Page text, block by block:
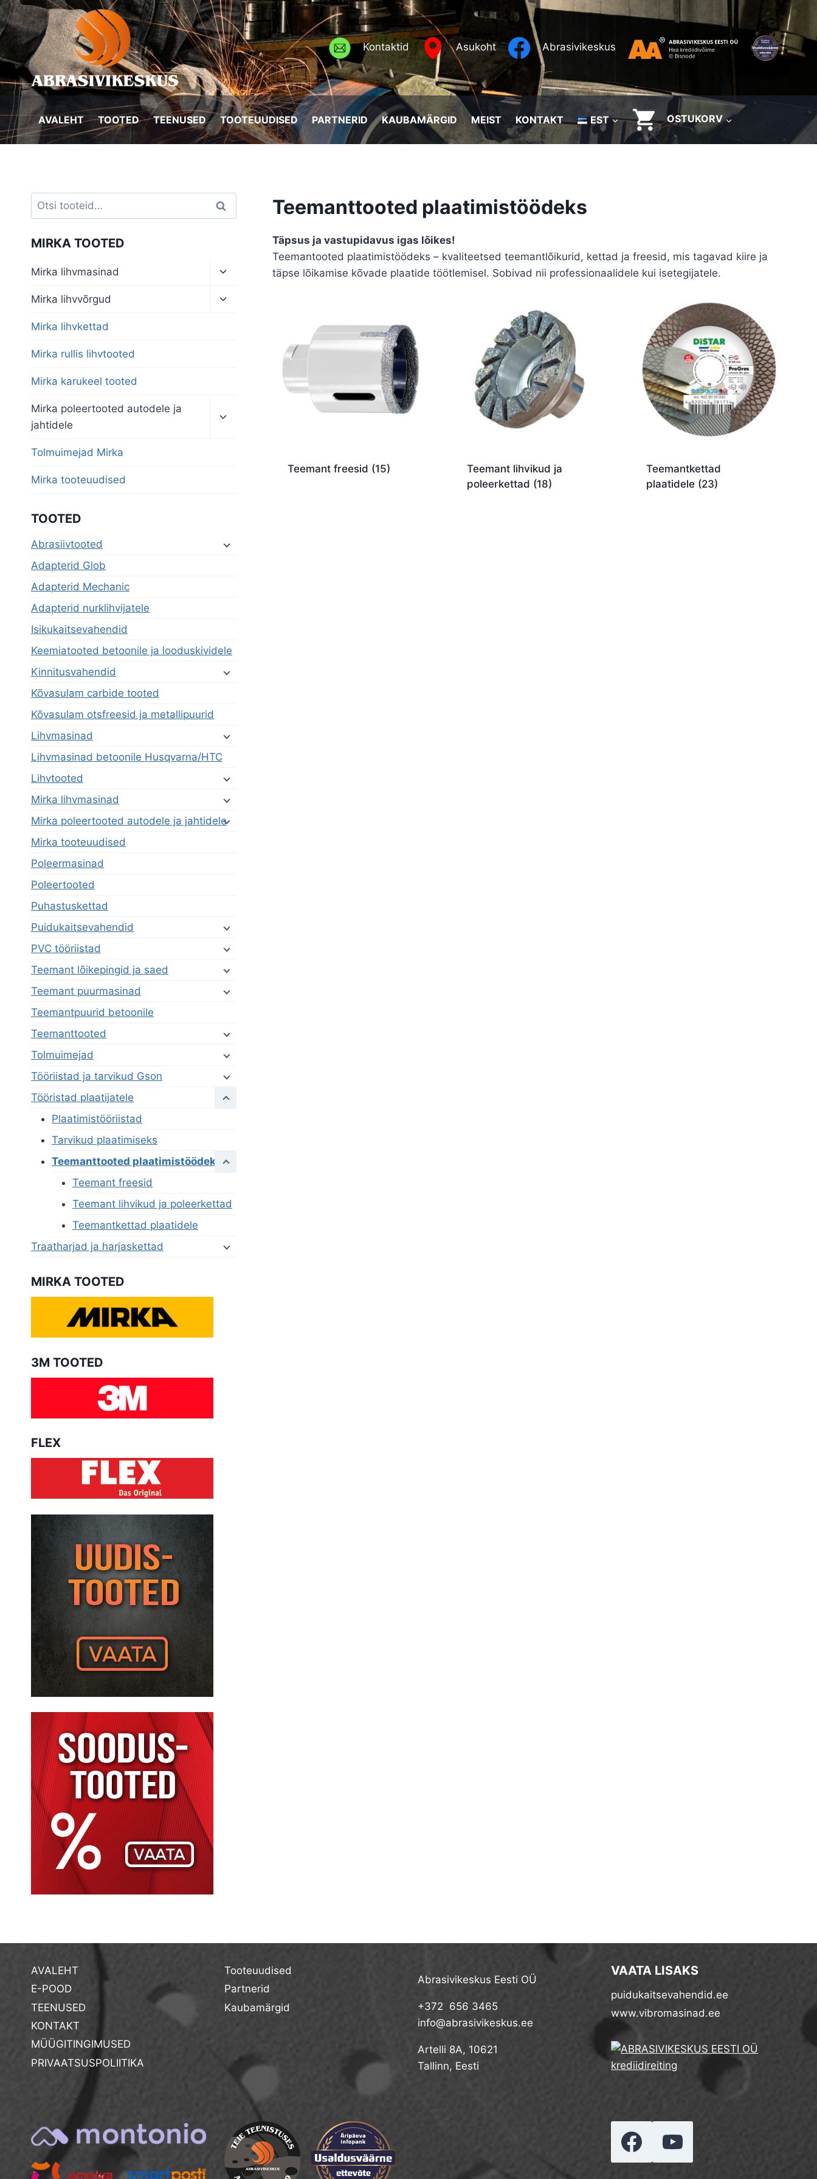
Skip
to
content
Kontaktid Asukoht Abrasivikeskus
AVALEHT TOOTED TEENUSED TOOTEUUDISED PARTNERID KAUBAMÄRGID MEIST KONTAKT EST OSTUKORV
Teemanttooted plaatimistöödeks
Täpsus ja vastupidavus igas lõikes!
Teemantooted plaatimistöödeks – kvaliteetsed teemantlõikurid, kettad ja freesid, mis tagavad kiire ja
täpse lõikamise kõvade plaatide töötlemisel. Sobivad nii professionaalidele kui isetegijatele.
Teemant freesid (15)
Teemant lihvikud ja
poleerkettad (18)
Teemantkettad
plaatidele (23)
Otsi: Otsi
MIRKA TOOTED
Mirka lihvmasinad
Toggle
menu
Mirka lihvvõrgud
Toggle
Mirka lihvkettad
Mirka rullis lihvtooted
Mirka karukeel tooted
Mirka poleertooted autodele ja
jahtidele
child
Tolmuimejad Mirka
Mirka tooteuudised
TOOTED
Abrasiivtooted
Adapterid Glob
Adapterid Mechanic
Adapterid nurklihvijatele
Isikukaitsevahendid
Keemiatooted betoonile ja looduskividele
Kinnitusvahendid
Kõvasulam carbide tooted
Kõvasulam otsfreesid ja metallipuurid
Lihvmasinad
Lihvmasinad betoonile Husqvarna/HTC
Lihvtooted
Mirka lihvmasinad
Mirka poleertooted autodele ja jahtidele
Mirka tooteuudised
Poleermasinad
Poleertooted
Puhastuskettad
Puidukaitsevahendid
PVC tööriistad
Teemant lõikepingid ja saed
Teemant puurmasinad
Teemantpuurid betoonile
Teemanttooted
Tolmuimejad
Tööriistad ja tarvikud Gson
Tööristad plaatijatele
Plaatimistööriistad
Tarvikud plaatimiseks
Teemanttooted plaatimistöödeks
Teemant freesid
Teemant lihvikud ja poleerkettad
Teemantkettad plaatidele
Traatharjad ja harjaskettad
MIRKA TOOTED
3M TOOTED
FLEX
AVALEHT
E-POOD
TEENUSED
KONTAKT
MÜÜGITINGIMUSED
PRIVAATSUSPOLIITIKA
Tooteuudised
Partnerid
Kaubamärgid
Abrasivikeskus Eesti OÜ
+372 656 3465
info@abrasivikeskus.ee
Artelli 8A, 10621
Tallinn, Eesti
VAATA LISAKS
puidukaitsevahendid.ee
www.vibromasinad.ee